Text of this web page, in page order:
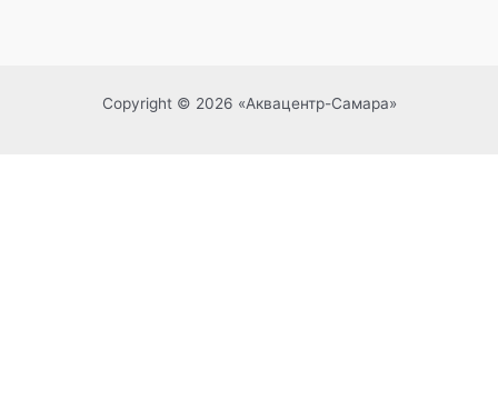
Copyright © 2026 «Аквацентр-Самара»